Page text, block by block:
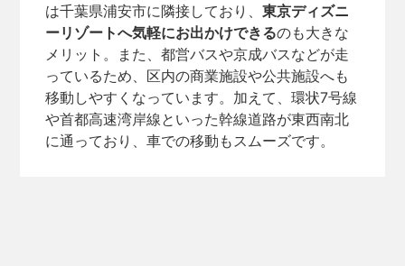
は千葉県浦安市に隣接しており、東京ディズニ
ーリゾートへ気軽にお出かけできるのも大きな
メリット。また、都営バスや京成バスなどが走
っているため、区内の商業施設や公共施設へも
移動しやすくなっています。加えて、環状7号線
や首都高速湾岸線といった幹線道路が東西南北
に通っており、車での移動もスムーズです。